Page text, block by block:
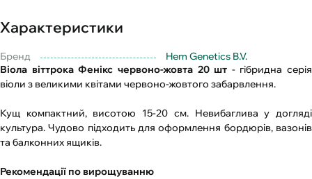
Характеристики
Бренд
Hem Genetics B.V.
Віола віттрока Фенікс червоно-жовта 20 шт - гібридна серія
віоли з великими квітами червоно-жовтого забарвлення.
Кущ компактний, висотою 15-20 см. Невибаглива у догляді
культура. Чудово підходить для оформлення бордюрів, вазонів
та балконних ящиків.
Рекомендації по вирощуванню